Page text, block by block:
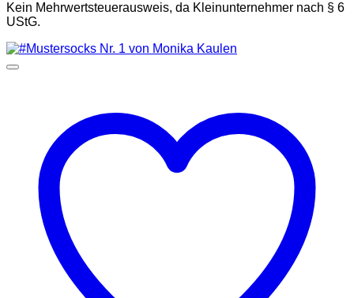
Kein Mehrwertsteuerausweis, da Kleinunternehmer nach § 6
UStG.